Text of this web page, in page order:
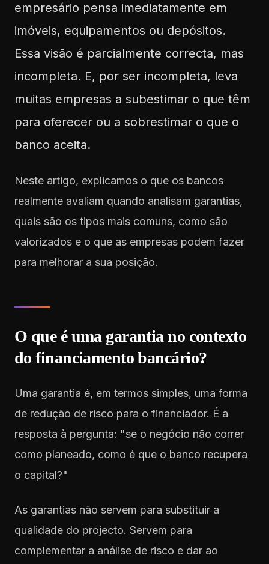
empresário pensa imediatamente em
imóveis, equipamentos ou depósitos.
Essa visão é parcialmente correcta, mas
incompleta. E, por ser incompleta, leva
muitas empresas a subestimar o que têm
para oferecer ou a sobrestimar o que o
banco aceita.
Neste artigo, explicamos o que os bancos
realmente avaliam quando analisam garantias,
quais são os tipos mais comuns, como são
valorizados e o que as empresas podem fazer
para melhorar a sua posição.
O que é uma garantia no contexto
do financiamento bancário?
Uma garantia é, em termos simples, uma forma
de redução de risco para o financiador. É a
resposta à pergunta: "se o negócio não correr
como planeado, como é que o banco recupera
o capital?"
As garantias não servem para substituir a
qualidade do projecto. Servem para
complementar a análise de risco e dar ao